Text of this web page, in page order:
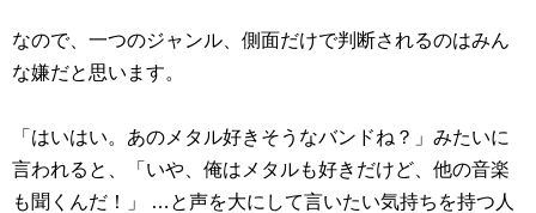
なので、一つのジャンル、側面だけで判断されるのはみん
な嫌だと思います。
「はいはい。あのメタル好きそうなバンドね？」みたいに
言われると、「いや、俺はメタルも好きだけど、他の音楽
も聞くんだ！」 …と声を大にして言いたい気持ちを持つ人